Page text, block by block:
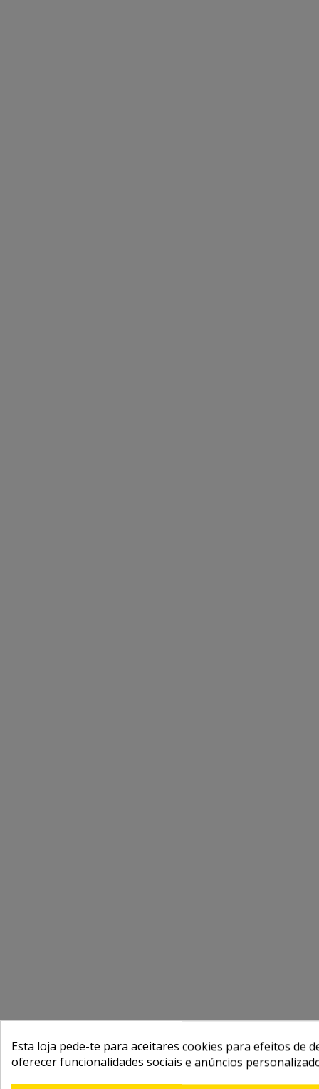
Esta loja pede-te para aceitares cookies para efeitos de
oferecer funcionalidades sociais e anúncios